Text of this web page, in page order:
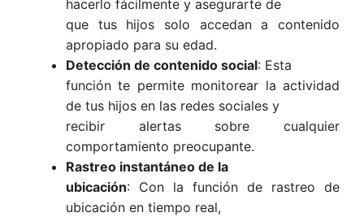
hacerlo fácilmente y asegurarte de
que tus hijos solo accedan a contenido
apropiado para su edad.
Detección de contenido social: Esta
función te permite monitorear la actividad
de tus hijos en las redes sociales y
recibir alertas sobre cualquier
comportamiento preocupante.
Rastreo instantáneo de la
ubicación: Con la función de rastreo de
ubicación en tiempo real,